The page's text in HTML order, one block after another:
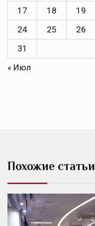
17
18 19
24
25 26
31
« Июл
Похожие статьи